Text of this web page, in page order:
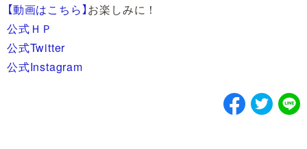
【動画はこちら】お楽しみに！
公式ＨＰ
公式Twitter
公式Instagram